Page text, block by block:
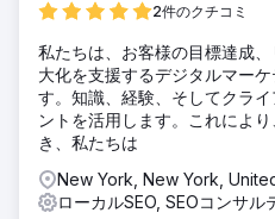
2件のクチコミ
私たちは、お客様の目標達成
大化を支援するデジタルマー
す。知識、経験、そしてクラ
ントを活用します。これによ
き、私たちは
New York, New York,
ローカルSEO, SEOコンサル